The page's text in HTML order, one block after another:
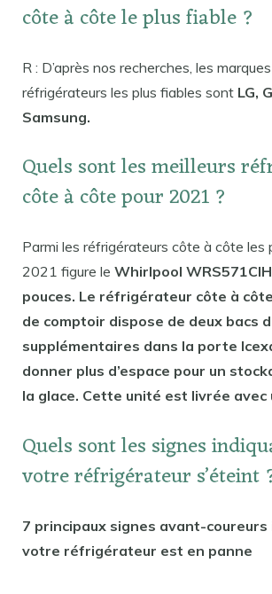
côte à côte le plus fiable ?
R : D’après nos recherches, les
réfrigérateurs les plus fiables sont LG,
Samsung.
Quels sont les meilleurs
côte à côte pour 2021 ?
Parmi les réfrigérateurs côte à côte les
2021 figure le Whirlpool
pouces. Le réfrigérateur côte à
de comptoir dispose de deux bacs
supplémentaires dans la porte
donner plus d’espace pour un
la glace. Cette unité est livrée avec
Quels sont les signes
votre réfrigérateur s’éteint
7 principaux signes avant-coureurs
votre réfrigérateur est en panne